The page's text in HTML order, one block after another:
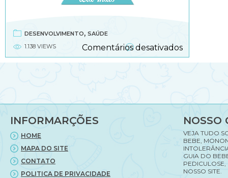
DESENVOLVIMENTO, SAÚDE
1.138 VIEWS
Comentários desativadosem
Como
dormir
INFORMARÇÕES
HOME
MAPA DO SITE
CONTATO
POLITICA DE PRIVACIDADE
NOSSO
VEJA TUDO
BEBE,
GUIA DO
PEDICULOSE,
NOSSO SITE.